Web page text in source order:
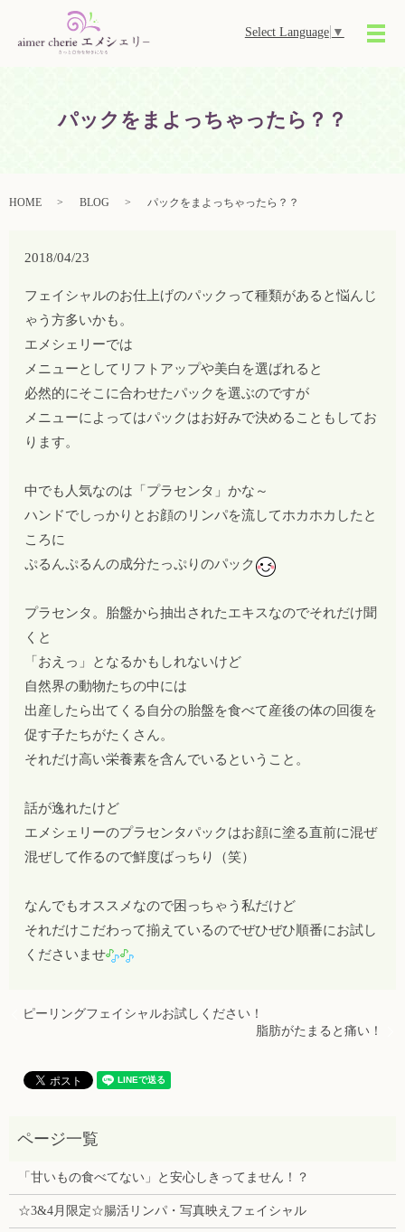
Select Language ▼
メ
パックをまよっちゃったら？？
HOME BLOG パックをまよっちゃったら？？
2018/04/23
フェイシャルのお仕上げのパックって種類があると悩んじ
ゃう方多いかも。
エメシェリーでは
メニューとしてリフトアップや美白を選ばれると
必然的にそこに合わせたパックを選ぶのですが
メニューによってはパックはお好みで決めることもしてお
ります。
中でも人気なのは「プラセンタ」かな～
ハンドでしっかりとお顔のリンパを流してホカホカしたと
ころに
ぷるんぷるんの成分たっぷりのパック
プラセンタ。胎盤から抽出されたエキスなのでそれだけ聞
くと
「おえっ」となるかもしれないけど
自然界の動物たちの中には
出産したら出てくる自分の胎盤を食べて産後の体の回復を
促す子たちがたくさん。
それだけ高い栄養素を含んでいるということ。
話が逸れたけど
エメシェリーのプラセンタパックはお顔に塗る直前に混ぜ
混ぜして作るので鮮度ばっちり（笑）
なんでもオススメなので困っちゃう私だけど
それだけこだわって揃えているのでぜひぜひ順番にお試し
くださいませ
ピーリングフェイシャルお試しください！
脂肪がたまると痛い！
「甘いもの食べてない」と安心しきってません！？
☆3&4月限定☆腸活リンパ・写真映えフェイシャル